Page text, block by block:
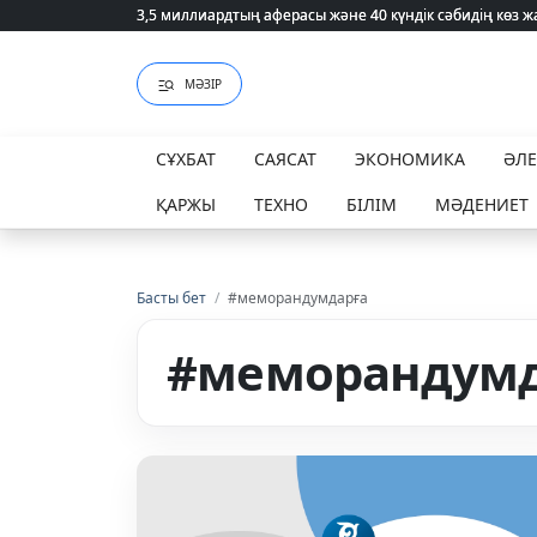
3,5 миллиардтың аферасы және 40 күндік сәбидің
3,5 миллиардтың аферасы және 40 күндік сәбидің
МӘЗІР
СҰХБАТ САЯСАТ ЭКОНОМИКА
ҚАРЖЫ
ТЕХНО БІЛІМ МӘДЕНИЕТ
Басты бет / #меморандумдарға